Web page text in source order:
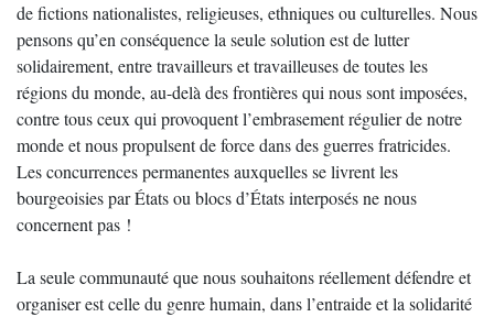
de fictions nationalistes, religieuses, ethniques ou culturelles. Nous
pensons qu’en conséquence la seule solution est de lutter
solidairement, entre travailleurs et travailleuses de toutes les
régions du monde, au-delà des frontières qui nous sont imposées,
contre tous ceux qui provoquent l’embrasement régulier de notre
monde et nous propulsent de force dans des guerres fratricides.
Les concurrences permanentes auxquelles se livrent les
bourgeoisies par États ou blocs d’États interposés ne nous
concernent pas !
La seule communauté que nous souhaitons réellement défendre et
organiser est celle du genre humain, dans l’entraide et la solidarité